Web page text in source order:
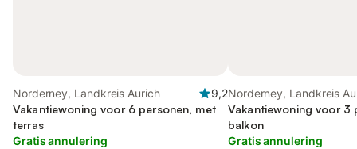
Norderney, Landkreis Aurich
9,2
Vakantiewoning voor 6 personen, met
terras
Gratis annulering
Norderney, Landkreis
Vakantiewoning voor 3
balkon
Gratis annulering